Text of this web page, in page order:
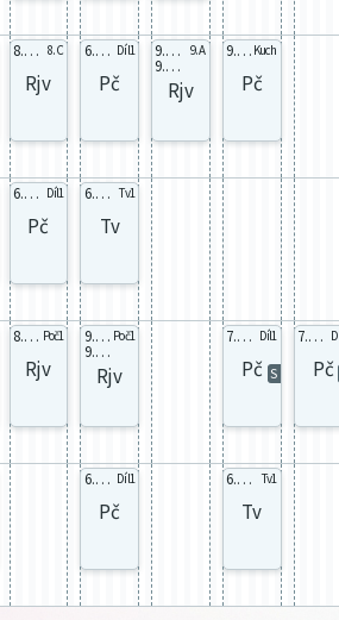
8.C RJ82 8. C
Rjv
6.C Dív Díl1
Pč
9.A Rj91
9.B Rj91
9. A
Rjv
9.A Dív Kuch
Pč
6.A Dív Díl1
Pč
6.A Dív Tv1
Tv
8.C RJ82 Poč1
Rjv
9.A Rj91
9.B Rj91
Poč1
Rjv
7.C Dív Díl1
Pč S
7.C Dív
Pč
6.B Dív Díl1
Pč
6.A Dív Tv1
Tv